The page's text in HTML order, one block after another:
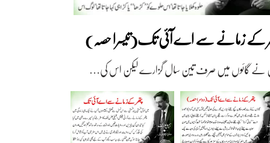
کے زمانے سے اے آئی تک(تیسرا حصہ)
نے گائوں میں صرف تین سال گزارے لیکن اس کی…